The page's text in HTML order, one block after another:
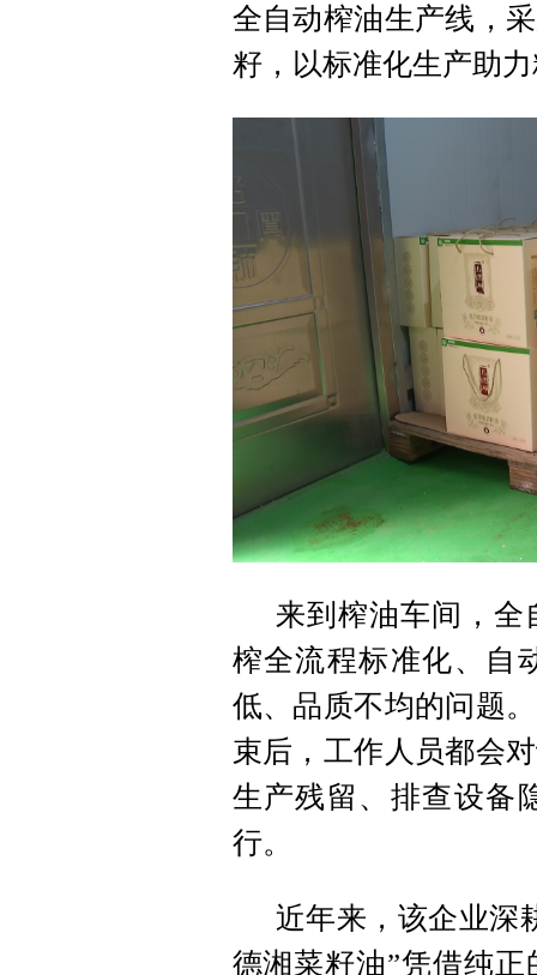
全自动榨油生产线，
籽，以标准化生产助
来到榨油车间，
榨全流程标准化、自
低、品质不均的问题
束后，工作人员都会
生产残留、排查设备
行。
近年来，该企业深
德湘菜籽油”凭借纯